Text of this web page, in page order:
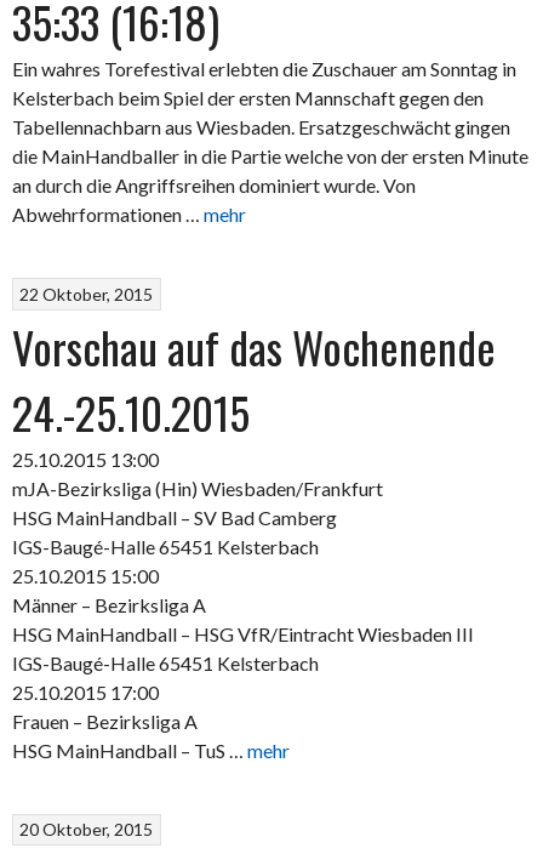
35:33 (16:18)
Ein wahres Torefestival erlebten die Zuschauer am Sonntag in
Kelsterbach beim Spiel der ersten Mannschaft gegen den
Tabellennachbarn aus Wiesbaden. Ersatzgeschwächt gingen
die MainHandballer in die Partie welche von der ersten Minute
an durch die Angriffsreihen dominiert wurde. Von
Abwehrformationen … mehr
22 Oktober, 2015
Vorschau auf das Wochenende
24.-25.10.2015
25.10.2015 13:00
mJA-Bezirksliga (Hin) Wiesbaden/Frankfurt
HSG MainHandball – SV Bad Camberg
IGS-Baugé-Halle 65451 Kelsterbach
25.10.2015 15:00
Männer – Bezirksliga A
HSG MainHandball – HSG VfR/Eintracht Wiesbaden III
IGS-Baugé-Halle 65451 Kelsterbach
25.10.2015 17:00
Frauen – Bezirksliga A
HSG MainHandball – TuS … mehr
20 Oktober, 2015